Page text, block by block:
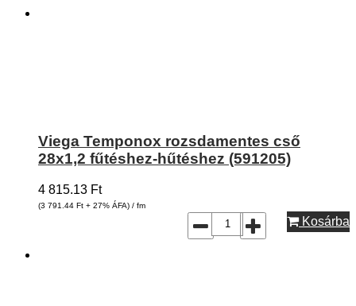
Viega Temponox rozsdamentes cső
28x1,2 fűtéshez-hűtéshez (591205)
4 815.13 Ft
(3 791.44 Ft + 27% ÁFA) / fm
Kosárba